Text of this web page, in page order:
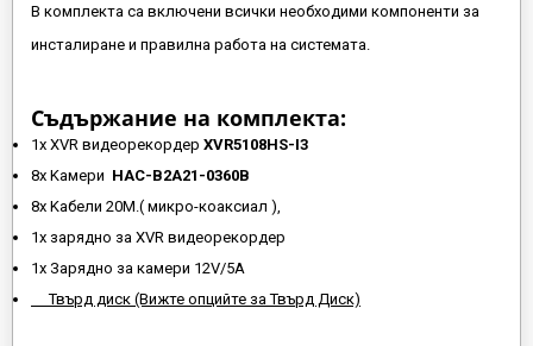
В комплекта са включени всички необходими компоненти за
инсталиране и правилна работа на системата.
Съдържание на комплекта:
1x XVR видеорекордер XVR5108HS-I3
8x Kамери HAC-B2A21-0360B
8x Kабели 20М.( микро-коаксиал ),
1x зарядно за XVR видеорекордер
1х Зарядно за камери 12V/5A
Твърд диск (Вижте опцийте за Твърд Диск)